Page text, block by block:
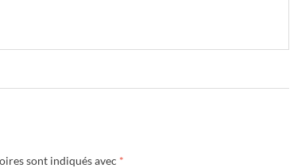
sont indiqués avec *